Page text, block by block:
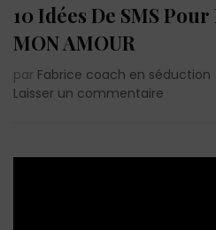
10 Idées De SMS
MON AMOUR
par Fabrice coach en séduction
Laisser un commentaire